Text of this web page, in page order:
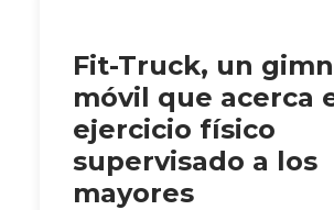
Fit-Truck, un
móvil que acerca
ejercicio físico
supervisado a los
mayores